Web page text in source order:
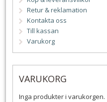
Retur & reklamation
Kontakta oss
Till kassan
Varukorg
VARUKORG
Inga produkter i varukorgen.